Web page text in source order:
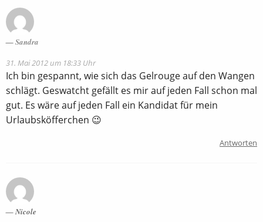
Sandra
31. Mai 2012 um 18:33 Uhr
Ich bin gespannt, wie sich das Gelrouge auf den Wangen
schlägt. Geswatcht gefällt es mir auf jeden Fall schon mal
gut. Es wäre auf jeden Fall ein Kandidat für mein
Urlaubsköfferchen 😉
Antworten
Nicole